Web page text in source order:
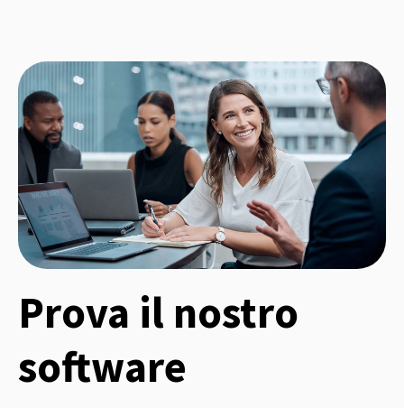
Prova il nostro
software